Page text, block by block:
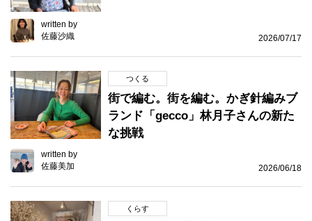
written by
佐藤沙織
2026/07/17
つくる
街で編む。街を編む。かぎ針編みブ
ランド「gecco」林月子さんの新た
な挑戦
written by
佐藤美加
2026/06/18
くらす